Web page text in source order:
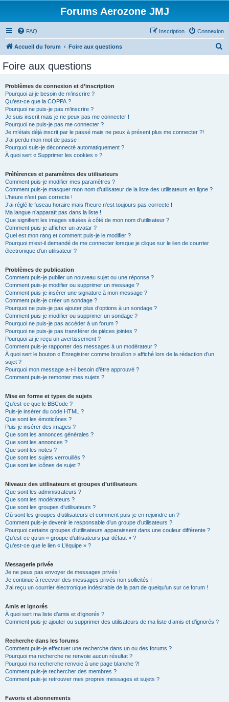
Forums Aerozone JMJ
FAQ Connexion
Inscription
Accueil du forum Foire aux questions
Foire aux questions
Problèmes de connexion et d’inscription
Pourquoi ai-je besoin de m’inscrire ?
Qu’est-ce que la COPPA ?
Pourquoi ne puis-je pas m’inscrire ?
Je suis inscrit mais je ne peux pas me connecter !
Pourquoi ne puis-je pas me connecter ?
Je m’étais déjà inscrit par le passé mais ne peux à présent plus me connecter ?!
J’ai perdu mon mot de passe !
Pourquoi suis-je déconnecté automatiquement ?
À quoi sert « Supprimer les cookies » ?
Préférences et paramètres des utilisateurs
Comment puis-je modifier mes paramètres ?
Comment puis-je masquer mon nom d’utilisateur de la liste des utilisateurs en ligne ?
L’heure n’est pas correcte !
J’ai réglé le fuseau horaire mais l’heure n’est toujours pas correcte !
Ma langue n’apparaît pas dans la liste !
Que signifient les images situées à côté de mon nom d’utilisateur ?
Comment puis-je afficher un avatar ?
Quel est mon rang et comment puis-je le modifier ?
Pourquoi m’est-il demandé de me connecter lorsque je clique sur le lien de courrier
électronique d’un utilisateur ?
Problèmes de publication
Comment puis-je publier un nouveau sujet ou une réponse ?
Comment puis-je modifier ou supprimer un message ?
Comment puis-je insérer une signature à mon message ?
Comment puis-je créer un sondage ?
Pourquoi ne puis-je pas ajouter plus d’options à un sondage ?
Comment puis-je modifier ou supprimer un sondage ?
Pourquoi ne puis-je pas accéder à un forum ?
Pourquoi ne puis-je pas transférer de pièces jointes ?
Pourquoi ai-je reçu un avertissement ?
Comment puis-je rapporter des messages à un modérateur ?
À quoi sert le bouton « Enregistrer comme brouillon » affiché lors de la rédaction d’un
sujet ?
Pourquoi mon message a-t-il besoin d’être approuvé ?
Comment puis-je remonter mes sujets ?
Mise en forme et types de sujets
Qu’est-ce que le BBCode ?
Puis-je insérer du code HTML ?
Que sont les émoticônes ?
Puis-je insérer des images ?
Que sont les annonces générales ?
Que sont les annonces ?
Que sont les notes ?
Que sont les sujets verrouillés ?
Que sont les icônes de sujet ?
Niveaux des utilisateurs et groupes d’utilisateurs
Que sont les administrateurs ?
Que sont les modérateurs ?
Que sont les groupes d’utilisateurs ?
Où sont les groupes d’utilisateurs et comment puis-je en rejoindre un ?
Comment puis-je devenir le responsable d’un groupe d’utilisateurs ?
Pourquoi certains groupes d’utilisateurs apparaissent dans une couleur différente ?
Qu’est-ce qu’un « groupe d’utilisateurs par défaut » ?
Qu’est-ce que le lien « L’équipe » ?
Messagerie privée
Je ne peux pas envoyer de messages privés !
Je continue à recevoir des messages privés non sollicités !
J’ai reçu un courrier électronique indésirable de la part de quelqu’un sur ce forum !
Amis et ignorés
À quoi sert ma liste d’amis et d’ignorés ?
Comment puis-je ajouter ou supprimer des utilisateurs de ma liste d’amis et d’ignorés ?
Recherche dans les forums
Comment puis-je effectuer une recherche dans un ou des forums ?
Pourquoi ma recherche ne renvoie aucun résultat ?
Pourquoi ma recherche renvoie à une page blanche ?!
Comment puis-je rechercher des membres ?
Comment puis-je retrouver mes propres messages et sujets ?
Favoris et abonnements